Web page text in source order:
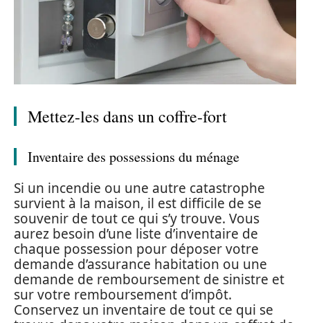
Mettez-les dans un coffre-fort
Inventaire des possessions du ménage
Si un incendie ou une autre catastrophe
survient à la maison, il est difficile de se
souvenir de tout ce qui s’y trouve. Vous
aurez besoin d’une liste d’inventaire de
chaque possession pour déposer votre
demande d’assurance habitation ou une
demande de remboursement de sinistre et
sur votre remboursement d’impôt.
Conservez un inventaire de tout ce qui se